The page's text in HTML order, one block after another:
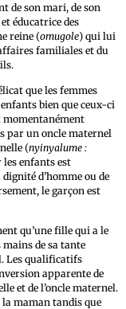
de son mari, de son
éducatrice des
reine (omugole) qui lui
familiales et du
que les femmes
bien que ceux-ci
momentanément
par un oncle maternel
(nyinyalume :
enfants est
d’homme ou de
le garçon est
qu’une fille qui a le
de sa tante
Les qualificatifs
apparente de
et de l’oncle maternel.
maman tandis que